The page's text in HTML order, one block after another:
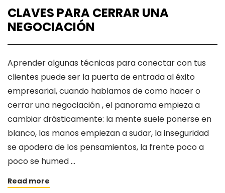
CLAVES PARA CERRAR UNA
NEGOCIACIÓN
Aprender algunas técnicas para conectar con tus
clientes puede ser la puerta de entrada al éxito
empresarial, cuando hablamos de como hacer o
cerrar una negociación , el panorama empieza a
cambiar drásticamente: la mente suele ponerse en
blanco, las manos empiezan a sudar, la inseguridad
se apodera de los pensamientos, la frente poco a
poco se humed …
Read more